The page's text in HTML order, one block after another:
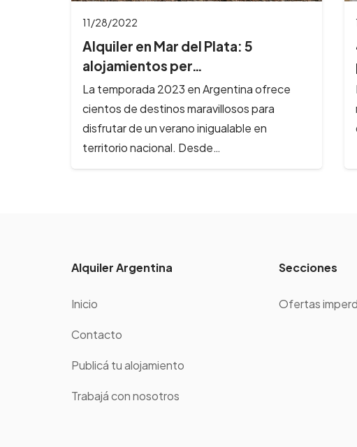
11/16/2022
4 departamentos en Buenos Aires
para alojarte…
La ciudad de la furia es uno de los destinos
más visitados en Argentina por su gran
oferta cultural y…
Alquiler Argentina
Inicio
Contacto
Publicá tu alojamiento
Trabajá con nosotros
Secciones
Ofertas